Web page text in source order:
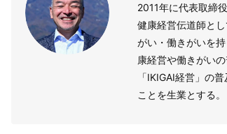
2011年に代表取締
健康経営伝道師と
がい・働きがいを
康経営や働きがい
「IKIGAI経営」の
ことを生業とする。